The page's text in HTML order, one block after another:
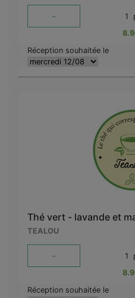
- 1
Réception souhaitée le
Thé vert - lavande et
TEALOU
- 1
Réception souhaitée le